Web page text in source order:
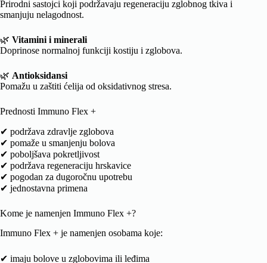
Prirodni sastojci koji podržavaju regeneraciju zglobnog tkiva i
smanjuju nelagodnost.
🌿 Vitamini i minerali
Doprinose normalnoj funkciji kostiju i zglobova.
🌿 Antioksidansi
Pomažu u zaštiti ćelija od oksidativnog stresa.
Prednosti Immuno Flex +
✔ podržava zdravlje zglobova
✔ pomaže u smanjenju bolova
✔ poboljšava pokretljivost
✔ podržava regeneraciju hrskavice
✔ pogodan za dugoročnu upotrebu
✔ jednostavna primena
Kome je namenjen Immuno Flex +?
Immuno Flex + je namenjen osobama koje:
✔ imaju bolove u zglobovima ili leđima